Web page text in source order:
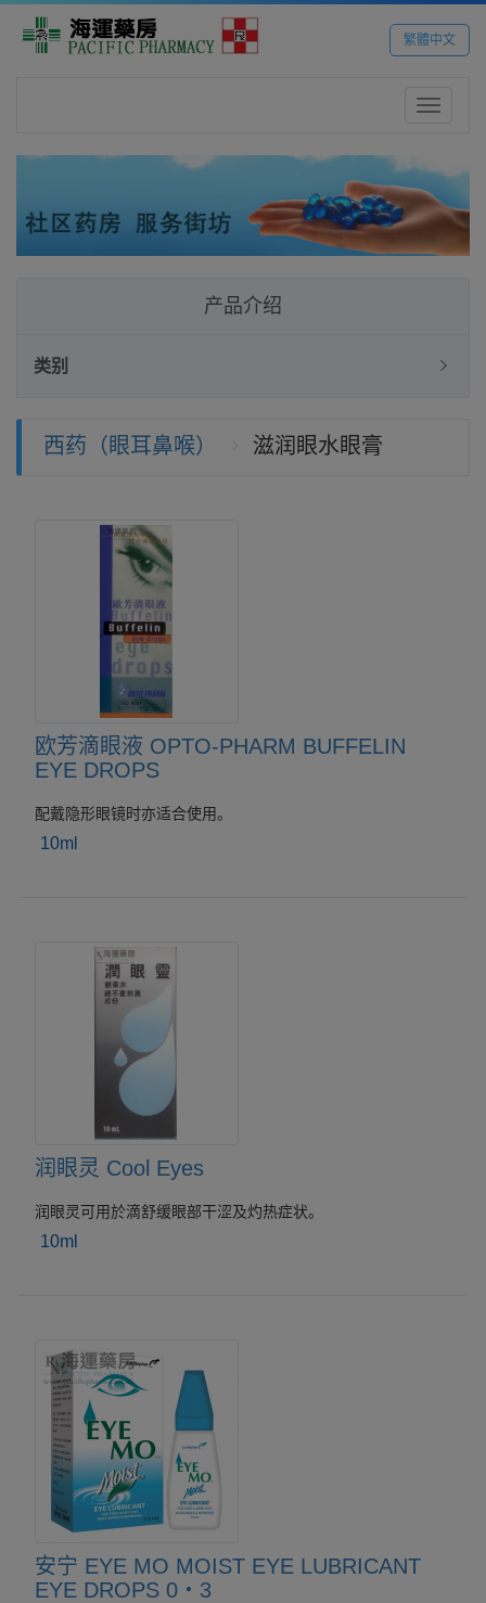
繁體中文
Toggle
产品介绍
类别
西药（眼耳鼻喉） 滋润眼水眼膏
欧芳滴眼液 OPTO-PHARM BUFFELIN
EYE DROPS
配戴隐形眼镜时亦适合使用。
10ml
润眼灵 Cool Eyes
润眼灵可用於滴舒缓眼部干涩及灼热症状。
10ml
安宁 EYE MO MOIST EYE LUBRICANT
EYE DROPS 0・3